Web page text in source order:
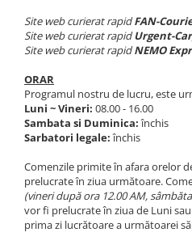
Carbohidrați
Apărarea sanătății
Extracte din plante medicinale
Izoflavoni
Probiotice și enzime digestive
Sport de anduranţă, outdoor
Produse pentru relaxare
Collagen
Site web curierat rapidFAN-
Site web curierat rapidUrgent-
Site web curierat rapidNEMO
ORAR
Programul nostru de lucru, este
Luni ~ Vineri: 08.00 - 16.00
Sambata si Duminica:închis
Sarbatori legale:închis
Comenzile primite în afara orelor
prelucrate în ziua următoare.
(vineri după ora 12.00 AM,
vor fi prelucrate în ziua de Luni sau
prima zi lucrătoare a următoarei